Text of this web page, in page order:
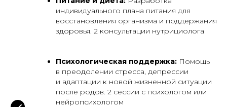
индивидуального плана питания для
восстановления организма и поддержания
здоровья. 2 консультации нутрициолога
Психологическая поддержка: Помощь
в преодолении стресса, депрессии
и адаптации к новой жизненной ситуации
после родов. 2 сессии с психологом или
нейропсихологом